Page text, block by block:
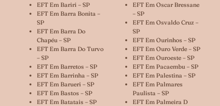
EFT Em Bariri – SP
EFT Em Barra Bonita –
SP
EFT Em Barra Do
Chapéu – SP
EFT Em Barra Do Turvo
– SP
EFT Em Barretos – SP
EFT Em Barrinha – SP
EFT Em Barueri – SP
EFT Em Bastos – SP
EFT Em Batatais – SP
EFT Em Oscar Bressane
– SP
EFT Em Osvaldo Cruz –
SP
EFT Em Ourinhos – SP
EFT Em Ouro Verde – SP
EFT Em Ouroeste – SP
EFT Em Pacaembu – SP
EFT Em Palestina – SP
EFT Em Palmares
Paulista – SP
EFT Em Palmeira D